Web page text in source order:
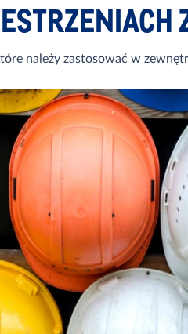
należy zastosować w